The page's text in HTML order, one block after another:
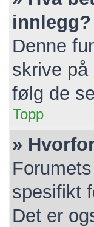
innlegg?
Denne
skrive på
følg de
Topp
»
spesifikt
Det er